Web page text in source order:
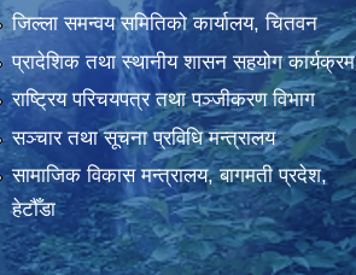
जिल्ला समन्वय समितिको कार्यालय, चितवन
प्रादेशिक तथा स्थानीय शासन सहयोग कार्यक्रम
राष्ट्रिय परिचयपत्र तथा पञ्‍जीकरण विभाग
सञ्‍चार तथा सूचना प्रविधि मन्त्रालय
सामाजिक विकास मन्त्रालय, बागमती प्रदेश,
हेटौँडा